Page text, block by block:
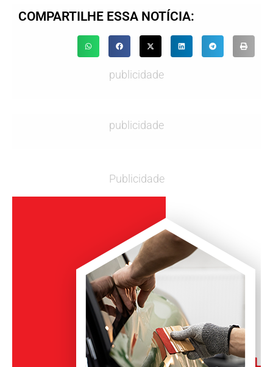
COMPARTILHE ESSA NOTÍCIA:
publicidade
publicidade
Publicidade